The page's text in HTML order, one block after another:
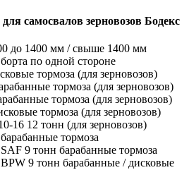
самосвалов зерновозов Бодекс
до 1400 мм / свыше 1400 мм
по одной стороне
тормоза (для зерновозов)
тормоза (для зерновозов)
тормоза (для зерновозов)
тормоза (для зерновозов)
16 12 тонн (для зерновозов)
тормоза
9 тонн барабанные тормоза
9 тонн барабанные / дисковые